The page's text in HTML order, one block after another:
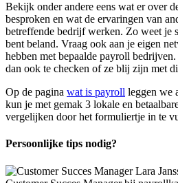
Bekijk onder andere eens wat er over
besproken en wat de ervaringen van
betreffende bedrijf werken. Zo weet je
bent beland. Vraag ook aan je eigen
hebben met bepaalde payroll
dan ook te checken of ze blij zijn met
Op de pagina wat is payroll leggen we
kun je met gemak 3 lokale en
vergelijken door het formuliertje in te
Persoonlijke tips nodig?